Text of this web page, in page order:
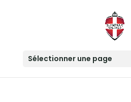
Sélectionner une page